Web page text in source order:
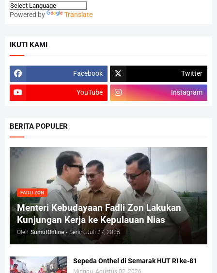
Powered by Translate
IKUTI KAMI
Facebook Twitter
YouTube Instagram
BERITA POPULER
FADLI ZON
Menteri Kebudayaan Fadli Zon Lakukan
Kunjungan Kerja ke Kepulauan Nias
Oleh SumutOnline - Senin, Juli 27, 2026
Sepeda Onthel di Semarak HUT RI ke-81
Minggu, Agustus 02, 2026